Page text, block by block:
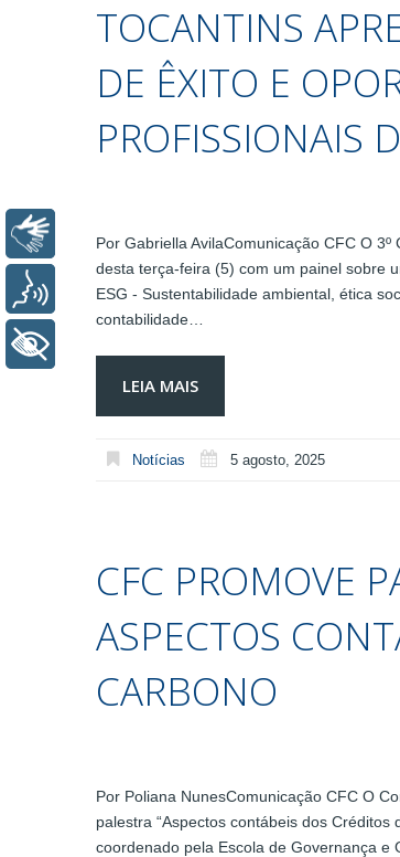
TOCANTINS
DE ÊXITO E
PROFISSIONAIS
Por Gabriella AvilaComunicação CFC O
desta terça-feira (5) com um painel sobre
ESG - Sustentabilidade ambiental, ética
contabilidade…
LEIA MAIS
Notícias 5 agosto, 2025
CFC PROMOVE
ASPECTOS
CARBONO
Por Poliana NunesComunicação CFC O
palestra “Aspectos contábeis dos
coordenado pela Escola de Governança e
Libras
Voz